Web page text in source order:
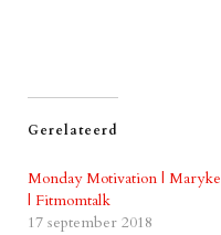
Gerelateerd
Monday Motivation | Maryke
| Fitmomtalk
17 september 2018